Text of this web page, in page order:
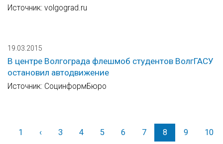
Источник: volgograd.ru
19.03.2015
В центре Волгограда флешмоб студентов ВолгГАСУ
остановил автодвижение
Источник: СоцинформБюро
1 ‹Назад
3 4 5 6 7 8 9 10